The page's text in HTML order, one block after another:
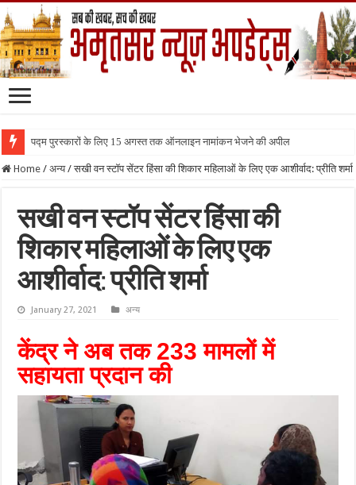
पद्म पुरस्कारों के लिए 15 अगस्त तक ऑनलाइन नामांकन भेजने की अपील
Home / अन्य / सखी वन स्टॉप सेंटर हिंसा की शिकार महिलाओं के लिए एक आशीर्वाद: प्रीति शर्मा
सखी वन स्टॉप सेंटर हिंसा की
शिकार महिलाओं के लिए एक
आशीर्वाद: प्रीति शर्मा
January 27, 2021 अन्य
केंद्र ने अब तक 233 मामलों में
सहायता प्रदान की